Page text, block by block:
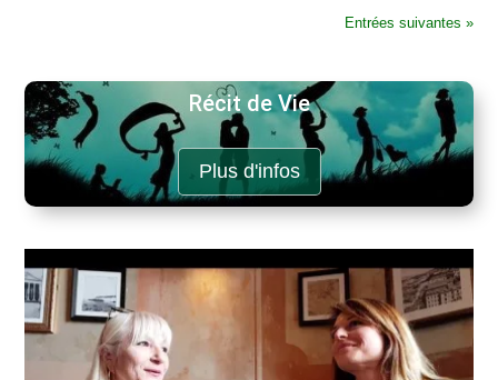
Entrées suivantes »
Récit de Vie
Plus d'infos